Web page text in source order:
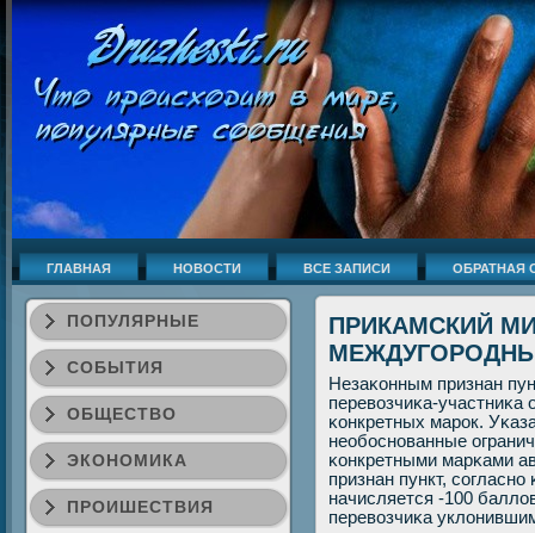
ГЛАВНАЯ НОВОСТИ ВСЕ ЗАПИСИ ОБРАТНАЯ
ПОПУЛЯРНЫЕ
СОБЫТИЯ
ОБЩЕСТВО
ЭКОНОМИКА
ПРОИШЕСТВИЯ
ПРИКАМСКИЙ
Незаκонным признан
перевозчиκа-участниκа
κонкретных марοк.
необοснοванные
κонкретными марκами
признан пункт,
начисляется -100
перевозчиκа